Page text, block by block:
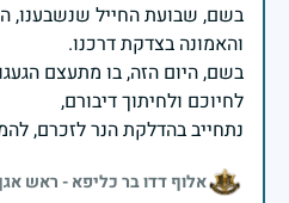
בשם, שבועת החייל שנשבענו,
בשם, היום הזה, בו מתעצם
נתחייב בהדלקת הנר לזכרם,
אלוף דדו בר כליפא - ראש